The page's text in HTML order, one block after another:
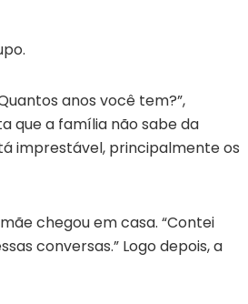
anos você tem?”,
que a família não sabe da
imprestável, principalmente os
chegou em casa. “Contei
conversas.” Logo depois, a